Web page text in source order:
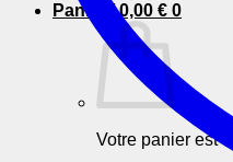
Panier /0,00 € 0
Votre panier est